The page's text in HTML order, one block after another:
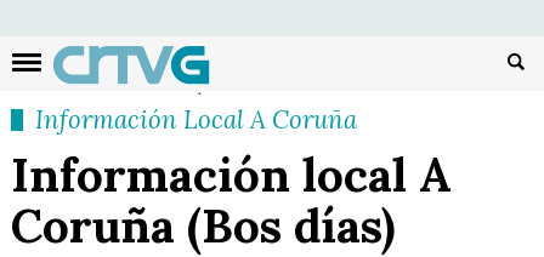
Información Local A Coruña
Información local A
Coruña (Bos días)